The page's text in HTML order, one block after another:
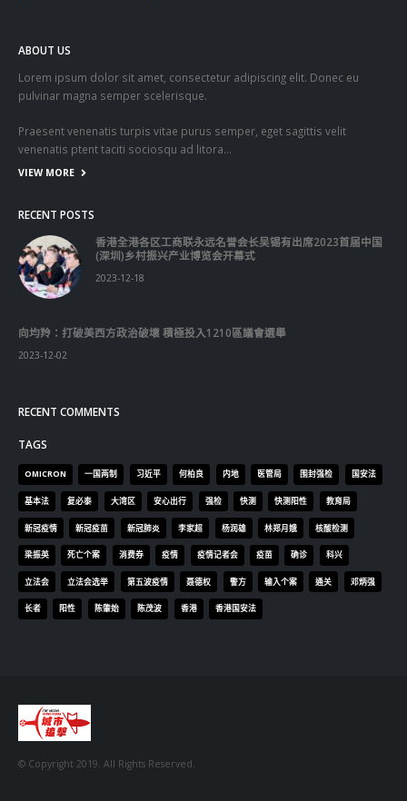
ABOUT US
Lorem ipsum dolor sit amet, consectetur adipiscing elit. Donec eu
pulvinar magna semper scelerisque.
Praesent venenatis turpis vitae purus semper, eget sagittis velit
venenatis ptent taciti sociosqu ad litora…
VIEW MORE
RECENT POSTS
香港全港各区工商联永远名誉会长吴锡有出席2023首届中国
(深圳)乡村振兴产业博览会开幕式
2023-12-18
向均羚：打破美西方政治破壞 積極投入1210區議會選舉
2023-12-02
RECENT COMMENTS
TAGS
OMICRON 一国两制 习近平 何柏良 内地 医管局 围封强检 国安法
基本法 复必泰 大湾区 安心出行 强检 快测 快测阳性 教育局
新冠疫情 新冠疫苗 新冠肺炎 李家超 杨润雄 林郑月娥 核酸检测
梁振英 死亡个案 消费券 疫情 疫情记者会 疫苗 确诊 科兴
立法会 立法会选举 第五波疫情 聂德权 警方 输入个案 通关 邓炳强
长者 阳性 陈肇始 陈茂波 香港 香港国安法
© Copyright 2019. All Rights Reserved.